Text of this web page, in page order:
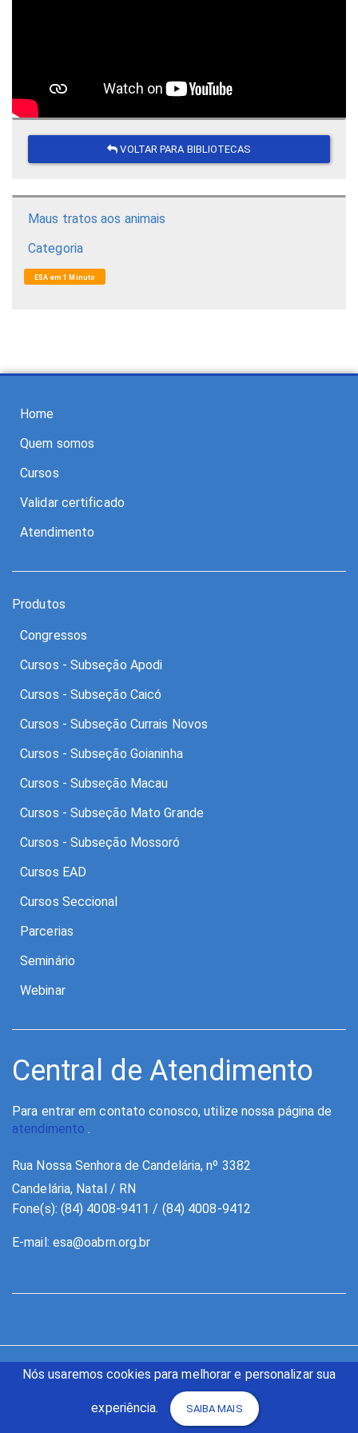
VOLTAR PARA BIBLIOTECAS
Maus tratos aos animais
Categoria
ESA em 1 Minuto
Home
Quem somos
Cursos
Validar certificado
Atendimento
Produtos
Congressos
Cursos - Subseção Apodi
Cursos - Subseção Caicó
Cursos - Subseção Currais Novos
Cursos - Subseção Goianinha
Cursos - Subseção Macau
Cursos - Subseção Mato Grande
Cursos - Subseção Mossoró
Cursos EAD
Cursos Seccional
Parcerias
Seminário
Webinar
Central de Atendimento
Para entrar em contato conosco, utilize nossa página de
atendimento .
Rua Nossa Senhora de Candelária, nº 3382
Candelária, Natal / RN
Fone(s): (84) 4008-9411 / (84) 4008-9412
E-mail: esa@oabrn.org.br
Copyright © 2026 ESA RN - Escola Superior de Advocacia Rio Grande
do Norte | Todos os direitos reservados
Nós usaremos cookies para melhorar e personalizar sua
experiência. SAIBA MAIS